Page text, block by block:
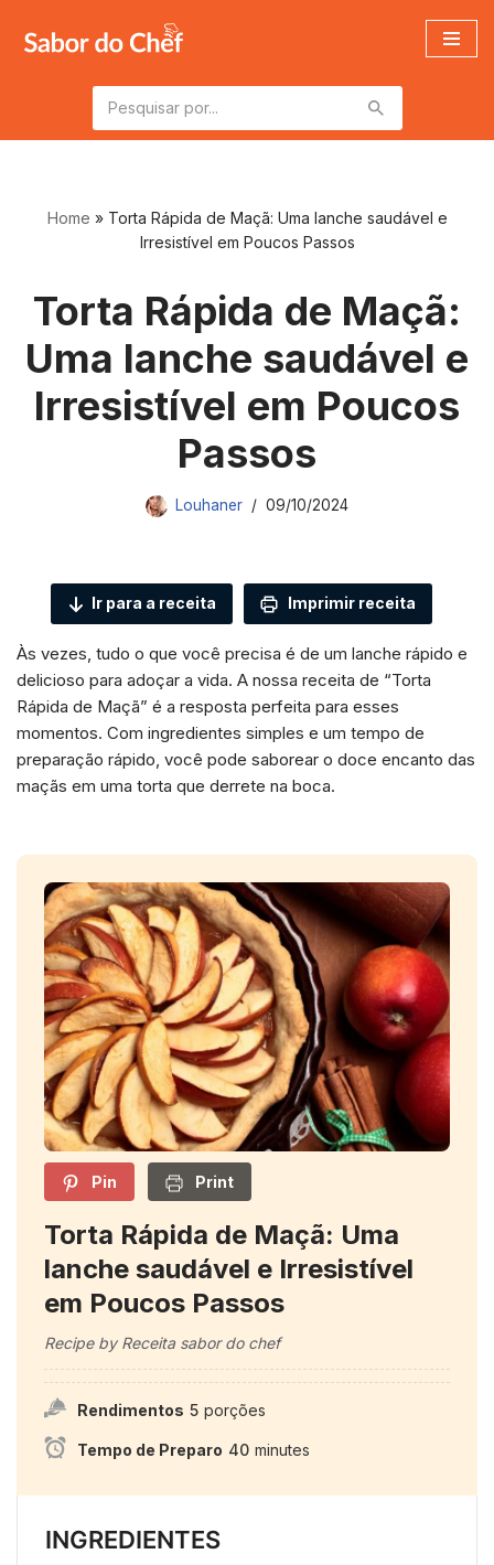
Pular
conteúdo
Home » Torta Rápida de Maçã: Uma lanche saudável e
Irresistível em Poucos Passos
Torta Rápida de Maçã:
Uma lanche saudável e
Irresistível em Poucos
Passos
Louhaner 09/10/2024
Ir para a receita Imprimir receita
Às vezes, tudo o que você precisa é de um lanche rápido e
delicioso para adoçar a vida. A nossa receita de “Torta
Rápida de Maçã” é a resposta perfeita para esses
momentos. Com ingredientes simples e um tempo de
preparação rápido, você pode saborear o doce encanto das
maçãs em uma torta que derrete na boca.
Pin Print
Torta Rápida de Maçã: Uma
lanche saudável e Irresistível
em Poucos Passos
Recipe by Receita sabor do chef
Rendimentos 5 porções
Tempo de Preparo 40 minutes
INGREDIENTES